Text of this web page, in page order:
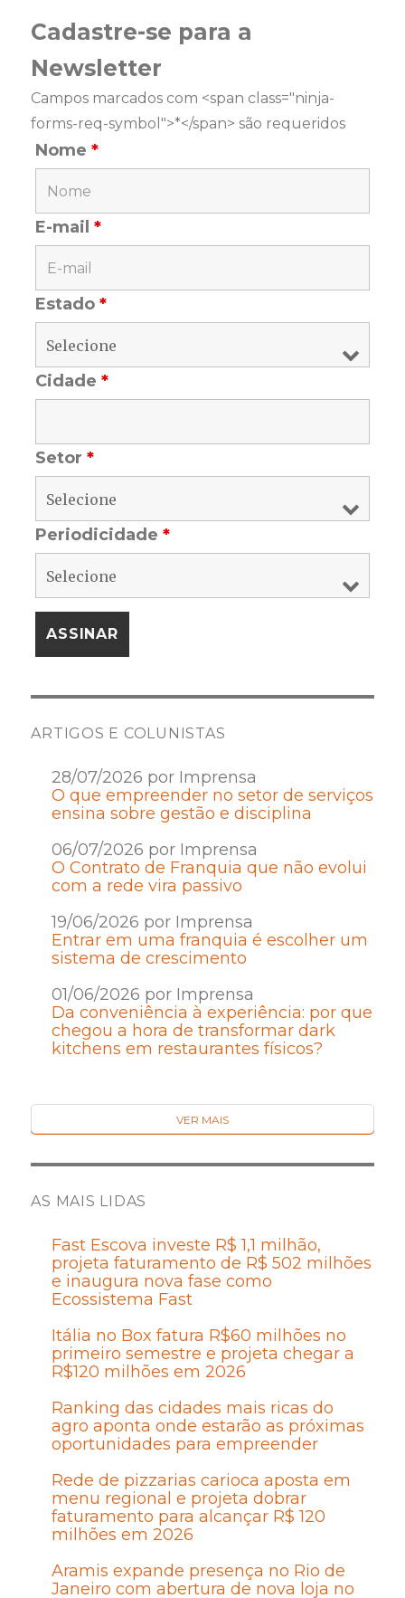
Cadastre-se para a
Newsletter
Campos marcados com <span class="ninja-
forms-req-symbol">*</span> são requeridos
Nome*
E-mail*
Estado*
Cidade*
Setor*
Periodicidade*
ARTIGOS E COLUNISTAS
28/07/2026 por Imprensa
O que empreender no setor de serviços
ensina sobre gestão e disciplina
06/07/2026 por Imprensa
O Contrato de Franquia que não evolui
com a rede vira passivo
19/06/2026 por Imprensa
Entrar em uma franquia é escolher um
sistema de crescimento
01/06/2026 por Imprensa
Da conveniência à experiência: por que
chegou a hora de transformar dark
kitchens em restaurantes físicos?
VER MAIS
AS MAIS LIDAS
Fast Escova investe R$ 1,1 milhão,
projeta faturamento de R$ 502 milhões
e inaugura nova fase como
Ecossistema Fast
Itália no Box fatura R$60 milhões no
primeiro semestre e projeta chegar a
R$120 milhões em 2026
Ranking das cidades mais ricas do
agro aponta onde estarão as próximas
oportunidades para empreender
Rede de pizzarias carioca aposta em
menu regional e projeta dobrar
faturamento para alcançar R$ 120
milhões em 2026
Aramis expande presença no Rio de
Janeiro com abertura de nova loja no